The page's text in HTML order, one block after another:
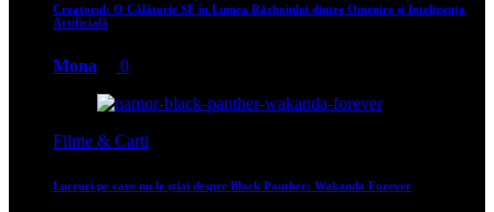
Creatorul: O Călătorie SF în Lumea Războiului dintre Omenire și Inteligența
Artificială
Mona 0
Filme & Carti
Lucruri pe care nu le știai despre Black Panther: Wakanda Forever